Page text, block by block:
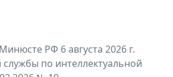
РФ 6 августа 2026 г.
по интеллектуальной